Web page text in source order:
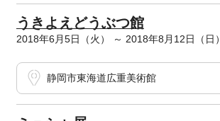
うきよえどうぶつ館
2018年6月5日（火） ～ 2018年8月12日（日）
静岡市東海道広重美術館